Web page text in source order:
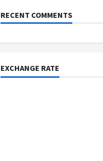
RECENT COMMENTS
EXCHANGE RATE